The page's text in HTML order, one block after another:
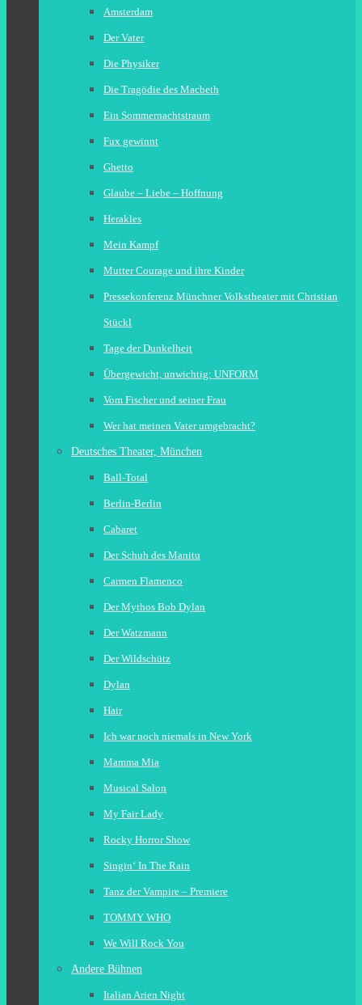
Amsterdam
Der Vater
Die Physiker
Die Tragödie des Macbeth
Ein Sommernachtstraum
Fux gewinnt
Ghetto
Glaube – Liebe – Hoffnung
Herakles
Mein Kampf
Mutter Courage und ihre Kinder
Pressekonferenz Münchner Volkstheater mit Christian
Stückl
Tage der Dunkelheit
Übergewicht, unwichtig: UNFORM
Vom Fischer und seiner Frau
Wer hat meinen Vater umgebracht?
Deutsches Theater, München
Ball-Total
Berlin-Berlin
Cabaret
Der Schuh des Manitu
Carmen Flamenco
Der Mythos Bob Dylan
Der Watzmann
Der Wildschütz
Dylan
Hair
Ich war noch niemals in New York
Mamma Mia
Musical Salon
My Fair Lady
Rocky Horror Show
Singin‘ In The Rain
Tanz der Vampire – Premiere
TOMMY WHO
We Will Rock You
Andere Bühnen
Italian Arien Night